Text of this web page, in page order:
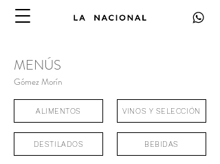
MENÚS
Gómez Morín
ALIMENTOS
DESTILADOS
VINOS Y SELECCIÓN
BEBIDAS